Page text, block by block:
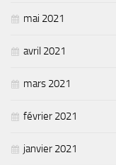
mai 2021
avril 2021
mars 2021
février 2021
janvier 2021